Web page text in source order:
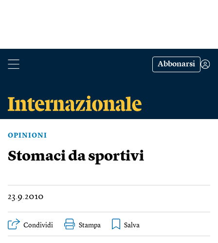
Abbonarsi
OPINIONI
Stomaci da sportivi
23.9.2010
Condividi Stampa